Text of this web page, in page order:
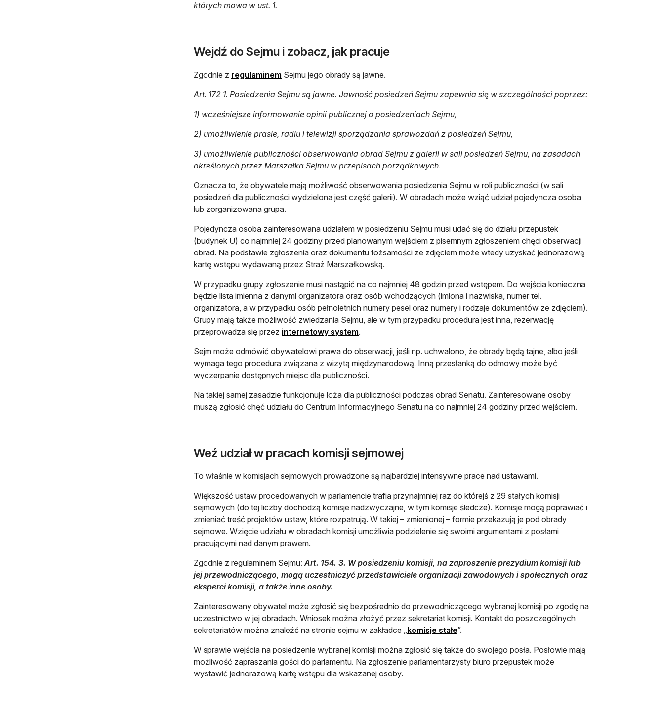
których mowa w ust. 1.
Wejdź do Sejmu i zobacz, jak pracuje
Zgodnie z regulaminem otwiera się w nowej karcie
Sejmu jego obrady są jawne.
Art. 172 1. Posiedzenia Sejmu są jawne. Jawność posiedzeń Sejmu zapewnia się w szczególności poprzez:
1) wcześniejsze informowanie opinii publicznej o posiedzeniach Sejmu,
2) umożliwienie prasie, radiu i telewizji sporządzania sprawozdań z posiedzeń Sejmu,
3) umożliwienie publiczności obserwowania obrad Sejmu z galerii w sali posiedzeń Sejmu, na zasadach
określonych przez Marszałka Sejmu w przepisach porządkowych.
Oznacza to, że obywatele mają możliwość obserwowania posiedzenia Sejmu w roli publiczności (w sali
posiedzeń dla publiczności wydzielona jest część galerii). W obradach może wziąć udział pojedyncza osoba
lub zorganizowana grupa.
Pojedyncza osoba zainteresowana udziałem w posiedzeniu Sejmu musi udać się do działu przepustek
(budynek U) co najmniej 24 godziny przed planowanym wejściem z pisemnym zgłoszeniem chęci obserwacji
obrad. Na podstawie zgłoszenia oraz dokumentu tożsamości ze zdjęciem może wtedy uzyskać jednorazową
kartę wstępu wydawaną przez Straż Marszałkowską.
W przypadku grupy zgłoszenie musi nastąpić na co najmniej 48 godzin przed wstępem. Do wejścia konieczna
będzie lista imienna z danymi organizatora oraz osób wchodzących (imiona i nazwiska, numer tel.
organizatora, a w przypadku osób pełnoletnich numery pesel oraz numery i rodzaje dokumentów ze zdjęciem).
Grupy mają także możliwość zwiedzania Sejmu, ale w tym przypadku procedura jest inna, rezerwację
przeprowadza się przez internetowy systemotwiera się w nowej karcie
.
Sejm może odmówić obywatelowi prawa do obserwacji, jeśli np. uchwalono, że obrady będą tajne, albo jeśli
wymaga tego procedura związana z wizytą międzynarodową. Inną przesłanką do odmowy może być
wyczerpanie dostępnych miejsc dla publiczności.
Na takiej samej zasadzie funkcjonuje loża dla publiczności podczas obrad Senatu. Zainteresowane osoby
muszą zgłosić chęć udziału do Centrum Informacyjnego Senatu na co najmniej 24 godziny przed wejściem.
Weź udział w pracach komisji sejmowej
To właśnie w komisjach sejmowych prowadzone są najbardziej intensywne prace nad ustawami.
Większość ustaw procedowanych w parlamencie trafia przynajmniej raz do którejś z 29 stałych komisji
sejmowych (do tej liczby dochodzą komisje nadzwyczajne, w tym komisje śledcze). Komisje mogą poprawiać i
zmieniać treść projektów ustaw, które rozpatrują. W takiej – zmienionej – formie przekazują je pod obrady
sejmowe. Wzięcie udziału w obradach komisji umożliwia podzielenie się swoimi argumentami z posłami
pracującymi nad danym prawem.
Zgodnie z regulaminem Sejmu:Art. 154. 3. W posiedzeniu komisji, na zaproszenie prezydium komisji lub
jej przewodniczącego, mogą uczestniczyć przedstawiciele organizacji zawodowych i społecznych oraz
eksperci komisji, a także inne osoby.
Zainteresowany obywatel może zgłosić się bezpośrednio do przewodniczącego wybranej komisji po zgodę na
uczestnictwo w jej obradach. Wniosek można złożyć przez sekretariat komisji. Kontakt do poszczególnych
sekretariatów można znaleźć na stronie sejmu w zakładce „komisje stałeotwiera się w nowej karcie
”.
W sprawie wejścia na posiedzenie wybranej komisji można zgłosić się także do swojego posła. Posłowie mają
możliwość zapraszania gości do parlamentu. Na zgłoszenie parlamentarzysty biuro przepustek może
wystawić jednorazową kartę wstępu dla wskazanej osoby.